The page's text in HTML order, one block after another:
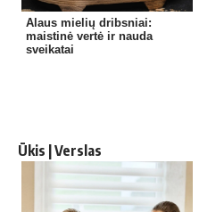
Alaus mielių dribsniai:
maistinė vertė ir nauda
sveikatai
Ūkis | Verslas